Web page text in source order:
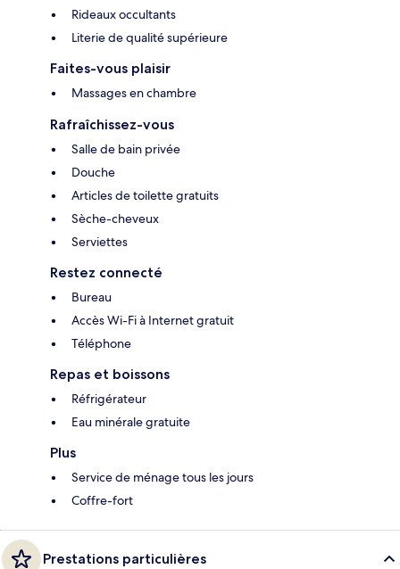
Rideaux occultants
Literie de qualité supérieure
Faites-vous plaisir
Massages en chambre
Rafraîchissez-vous
Salle de bain privée
Douche
Articles de toilette gratuits
Sèche-cheveux
Serviettes
Restez connecté
Bureau
Accès Wi-Fi à Internet gratuit
Téléphone
Repas et boissons
Réfrigérateur
Eau minérale gratuite
Plus
Service de ménage tous les jours
Coffre-fort
Prestations particulières